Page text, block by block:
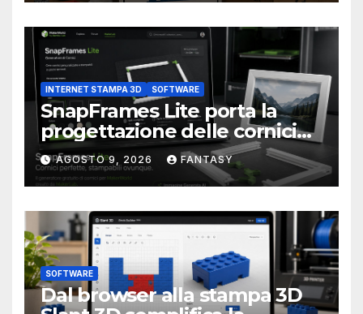
INTERNET STAMPA 3D SOFTWARE
SnapFrames Lite porta la
progettazione delle cornici
personalizzate direttamente
nel browser
AGOSTO 9, 2026 FANTASY
SOFTWARE
Dal browser alla stampa 3D